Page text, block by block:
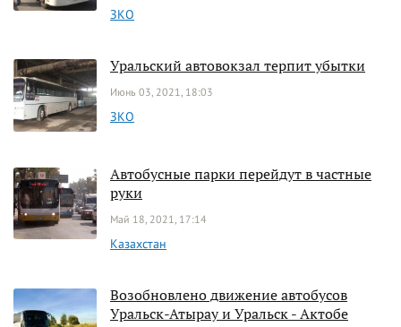
ЗКО
Уральский автовокзал терпит убытки
Июнь 03, 2021, 18:03
ЗКО
Автобусные парки перейдут в частные
руки
Май 18, 2021, 17:14
Казахстан
Возобновлено движение автобусов
Уральск-Атырау и Уральск - Актобе